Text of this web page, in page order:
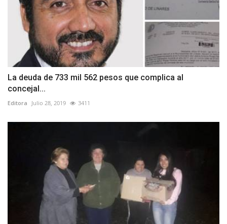
La deuda de 733 mil 562 pesos que complica al
concejal...
Editora Julio 28, 2019 3411